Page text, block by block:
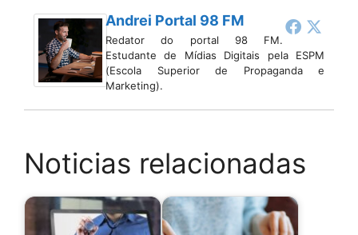
Andrei Portal 98 FM
Redator do portal 98 FM.
Estudante de Mídias Digitais pela ESPM
(Escola Superior de Propaganda e
Marketing).
Noticias relacionadas